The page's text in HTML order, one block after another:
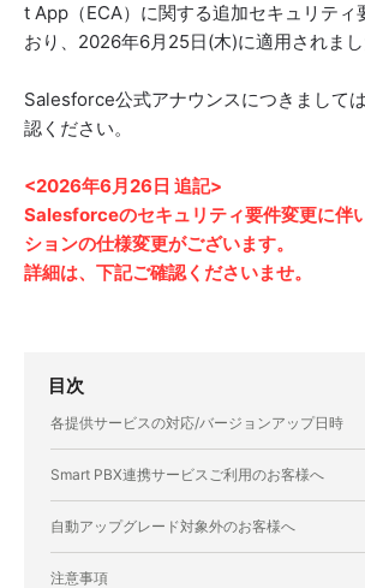
t App（ECA）に関する追加セキュリティ
おり、2026年6月25日(木)に適用されまし
Salesforce公式アナウンスにつきましては
認ください。
<2026年6月26日 追記>
Salesforceのセキュリティ要件変更に伴
ションの仕様変更がございます。
詳細は、下記ご確認くださいませ。
目次
各提供サービスの対応/バージョンアップ日時
Smart PBX連携サービスご利用のお客様へ
自動アップグレード対象外のお客様へ
注意事項